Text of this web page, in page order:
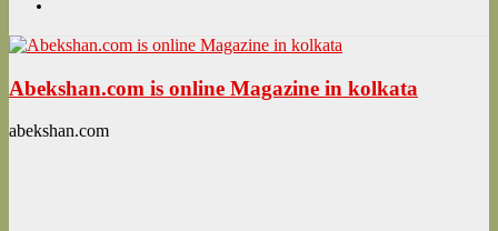
Abekshan.com is online Magazine in kolkata
abekshan.com